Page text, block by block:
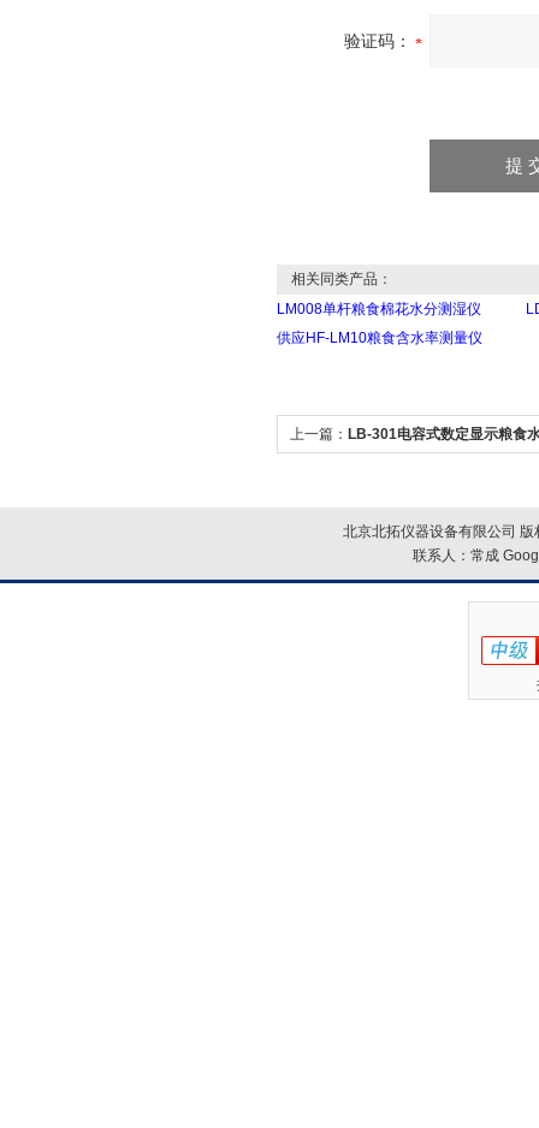
验证码：
相关同类产品：
LM008单杆粮食棉花水分测湿仪
供应HF-LM10粮食含水率测量仪
上一篇： LB-301电容式数定显示粮食
北京北拓仪器设备有限公司
联系人：常成